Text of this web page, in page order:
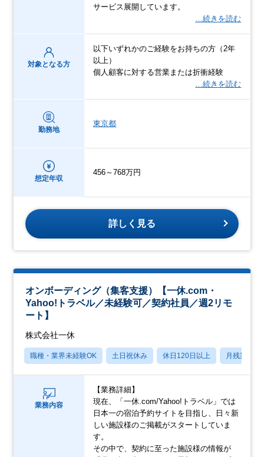
サービス展開しています。
…続きを読む
対象となる方
以下いずれかのご経験をお持ちの方（2年
以上）
個人顧客に対する営業または折衝経験
…続きを読む
勤務地
東京都
想定年収
456～768万円
詳しく見る
オンボーディング（集客支援）【一休.com・
Yahoo!トラベル／未経験可／契約社員／週2リモ
ート】
株式会社一休
職種・業界未経験OK 土日祝休み 休日120日以上 月残業20
業務内容
【業務詳細】
現在、「一休.com/Yahoo!トラベル」では
日本一の宿泊予約サイトを目指し、日々新
しい施設様のご掲載がスタートしていま
す。
その中で、契約に至った施設様の情報が